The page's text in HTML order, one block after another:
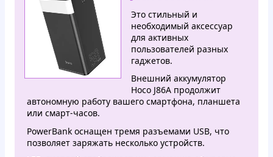
Это стильный и
необходимый аксессуар
для активных
пользователей разных
гаджетов.
Внешний аккумулятор
Hoco J86A продолжит
автономную работу вашего смартфона, планшета
или смарт-часов.
PowerBank оснащен тремя разъемами USB, что
позволяет заряжать несколько устройств.